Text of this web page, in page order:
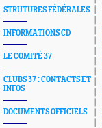
STRUTURES FÉDÉRALES
INFORMATIONS CD
LE COMITÉ 37
CLUBS 37 : CONTACTS ET
INFOS
DOCUMENTS OFFICIELS